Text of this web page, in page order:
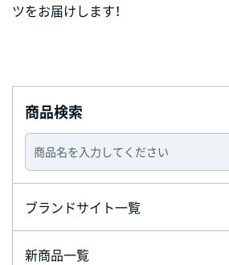
ツをお届けします！
商品検索
ブランドサイト一覧
新商品一覧